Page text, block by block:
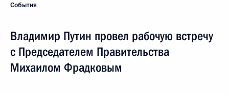
События
Владимир Путин провел рабочую встречу
с Председателем Правительства
Михаилом Фрадковым